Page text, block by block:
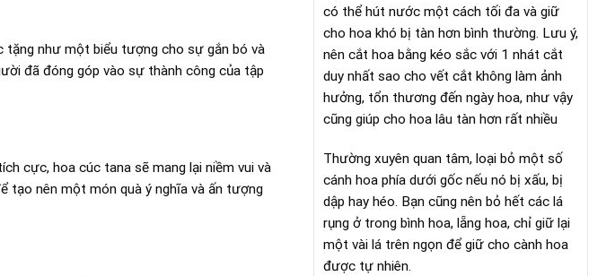
tặng như một biểu tượng cho sự gắn bó và
đã đóng góp vào sự thành công của tập
cực, hoa cúc tana sẽ mang lại niềm vui và
tạo nên một món quà ý nghĩa và ấn tượng
có thể hút nước một cách tối đa và giữ
cho hoa khó bị tàn hơn bình thường. Lưu ý,
nên cắt hoa bằng kéo sắc với 1 nhát cắt
duy nhất sao cho vết cắt không làm ảnh
hưởng, tổn thương đến ngày hoa, như vậy
cũng giúp cho hoa lâu tàn hơn rất nhiều
Thường xuyên quan tâm, loại bỏ một số
cánh hoa phía dưới gốc nếu nó bị xấu, bị
dập hay héo. Bạn cũng nên bỏ hết các lá
rụng ở trong bình hoa, lẵng hoa, chỉ giữ lại
một vài lá trên ngọn để giữ cho cành hoa
được tự nhiên.